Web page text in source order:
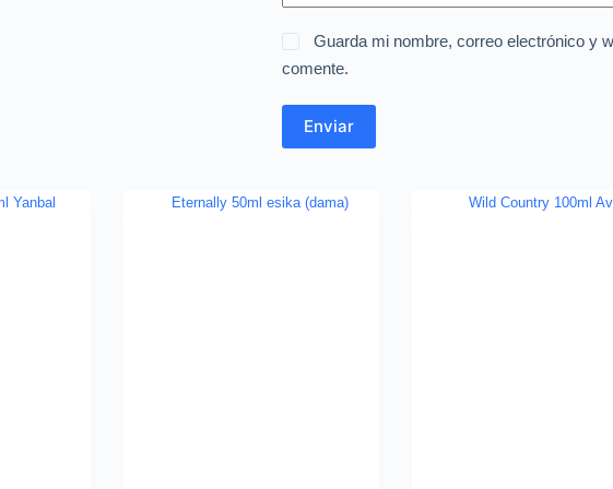
Guarda mi nombre, correo electrónico y
comente.
Enviar